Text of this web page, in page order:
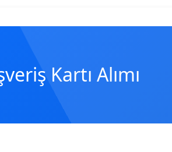
Kartı Alımı